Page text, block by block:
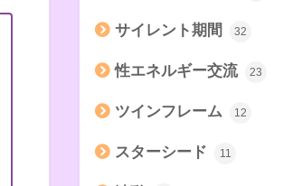
サイレント期間 32
性エネルギー交流 23
ツインフレーム 12
スターシード 11